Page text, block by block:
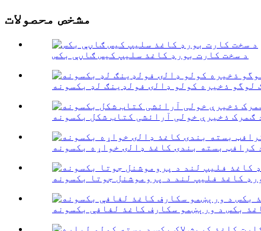
مشخص محصولات
د سخت کارت بورډ کاغذ سلیپ کیس ګاڼې بکس
لوگو ذخیره کولو ډالۍ فولډینګ لډ بکسونه
ګمرک ذخیرې خولی آرائشی کتاب شکل بکسونه
کرافټ بسته بندۍ کاغذ ډالۍ خواړه بکسونه
کاغذ فلیپ لند د پروموشنل جوتا بکسونه
بکس د ورېښمو سکارف کاغذ لفافې بکسونه